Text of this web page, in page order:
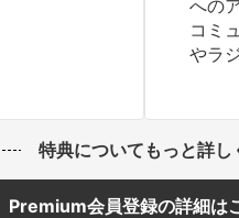
への
コミ
やラ
特典についてもっと詳し
Premium会員登録の詳細は